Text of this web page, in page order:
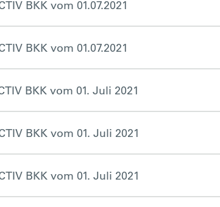
BKK vom 01.07.2021
BKK vom 01.07.2021
BKK vom 01. Juli 2021
BKK vom 01. Juli 2021
BKK vom 01. Juli 2021